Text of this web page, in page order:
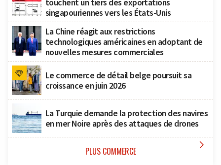
touchent un tiers des exportations
singapouriennes vers les États-Unis
La Chine réagit aux restrictions
technologiques américaines en adoptant de
nouvelles mesures commerciales
Le commerce de détail belge poursuit sa
croissance en juin 2026
La Turquie demande la protection des navires
en mer Noire après des attaques de drones
PLUS COMMERCE 